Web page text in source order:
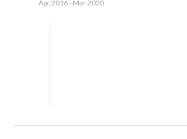
Apr 2016- Mar 2020
かを共に考えるため、モチベーシ